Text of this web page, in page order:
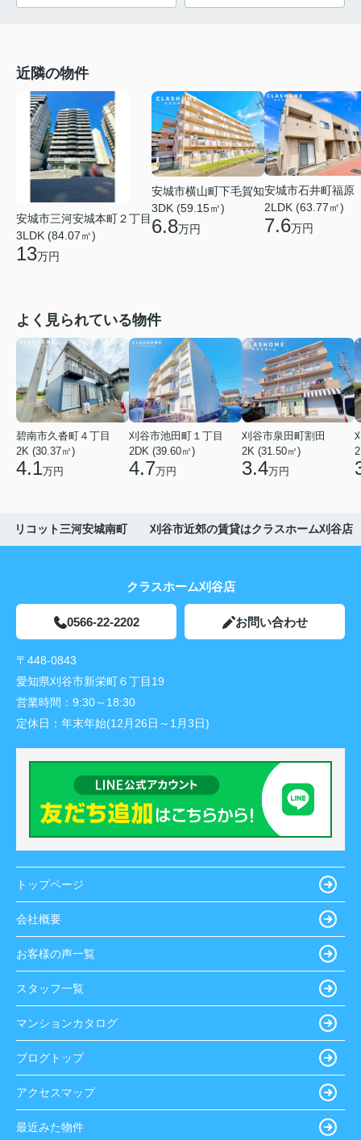
近隣の物件
安城市三河安城本町２丁目
3LDK (84.07㎡)
13万円
安城市横山町下毛賀知
3DK (59.15㎡)
6.8万円
安城市石井町福原
2LDK (63.77㎡)
7.6万円
よく見られている物件
碧南市久沓町４丁目
2K (30.37㎡)
4.1万円
刈谷市池田町１丁目
2DK (39.60㎡)
4.7万円
刈谷市泉田町割田
2K (31.50㎡)
3.4万円
リコット三河安城南町 刈谷市近郊の賃貸はクラスホーム刈谷店
クラスホーム刈谷店
0566-22-2202 お問い合わせ
〒448-0843
愛知県刈谷市新栄町６丁目19
営業時間： 9:30～18:30
定休日： 年末年始(12月26日～1月3日)
トップページ
会社概要
お客様の声一覧
スタッフ一覧
マンションカタログ
ブログトップ
アクセスマップ
最近みた物件